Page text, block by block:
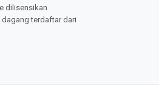
dilisensikan
dagang terdaftar dari